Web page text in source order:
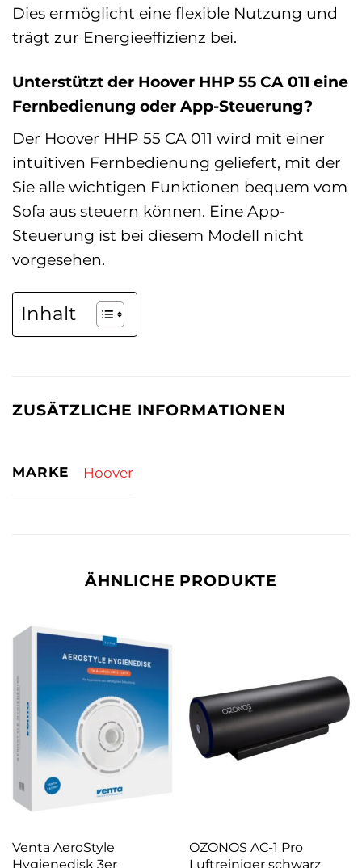
Dies ermöglicht eine flexible Nutzung und
trägt zur Energieeffizienz bei.
Unterstützt der Hoover HHP 55 CA 011 eine
Fernbedienung oder App-Steuerung?
Der Hoover HHP 55 CA 011 wird mit einer
intuitiven Fernbedienung geliefert, mit der
Sie alle wichtigen Funktionen bequem vom
Sofa aus steuern können. Eine App-
Steuerung ist bei diesem Modell nicht
vorgesehen.
Inhalt
ZUSÄTZLICHE INFORMATIONEN
MARKE Hoover
ÄHNLICHE PRODUKTE
Venta AeroStyle
Hygienedisk 3er
OZONOS AC-1 Pro
Luftreiniger schwarz